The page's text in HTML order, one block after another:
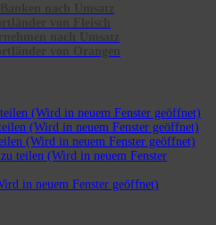
(Wird in neuem Fenster geöffnet)
(Wird in neuem Fenster geöffnet)
(Wird in neuem Fenster geöffnet)
teilen (Wird in neuem Fenster
in neuem Fenster geöffnet)